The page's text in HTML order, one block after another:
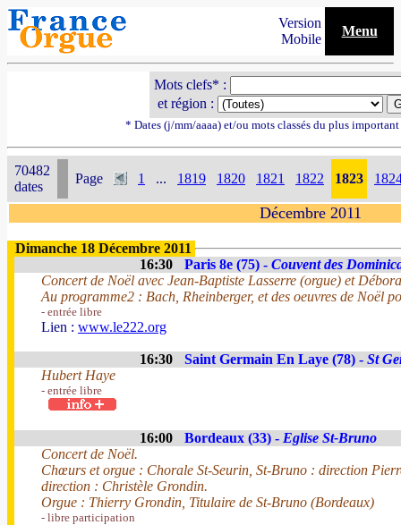
Version
Mobile
Menu
Mots clefs* :
et région :
* Dates (j/mm/aaaa) et/ou mots classés du plus
70482
dates
Page 1 ... 1819 1820 1821 1822 1823
Décembre 2011
Dimanche 18 Décembre 2011
16:30
Paris 8e (75) - Couvent des
Concert de Noël avec Jean-Baptiste Lasserre (orgue) et
Au programme2 : Bach, Rheinberger, et des oeuvres de Noël
- entrée libre
Lien : www.le222.org
16:30 Saint Germain En Laye (78) - St
Hubert Haye
- entrée libre
16:00 Bordeaux (33) - Eglise St-Bruno
Concert de Noël.
Chœurs et orgue : Chorale St-Seurin, St-Bruno : direction
direction : Christèle Grondin.
Orgue : Thierry Grondin, Titulaire de St-Bruno (Bordeaux)
- libre participation